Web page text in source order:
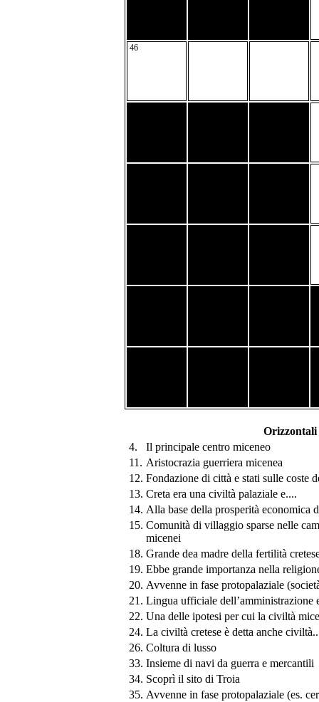
46
Orizzontali
4.
Il principale centro miceneo
11. Aristocrazia guerriera micenea
12. Fondazione di città e stati sulle coste
13. Creta era una civiltà palaziale e....
14. Alla base della prosperità economica
15. Comunità di villaggio sparse nelle
micenei
18. Grande dea madre della fertilità
19. Ebbe grande importanza nella
20. Avvenne in fase protopalaziale
21. Lingua ufficiale dell’amministrazione
22. Una delle ipotesi per cui la civiltà
24. La civiltà cretese è detta anche
26. Coltura di lusso
33. Insieme di navi da guerra e mercantili
34. Scoprì il sito di Troia
35. Avvenne in fase protopalaziale (es.